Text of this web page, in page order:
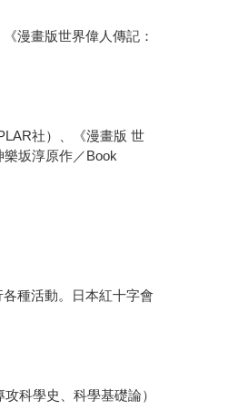
漫畫版世界偉人傳記：
社）、《漫畫版 世
坂淳原作／Book
種活動。日本紅十字會
科學史、科學基礎論）